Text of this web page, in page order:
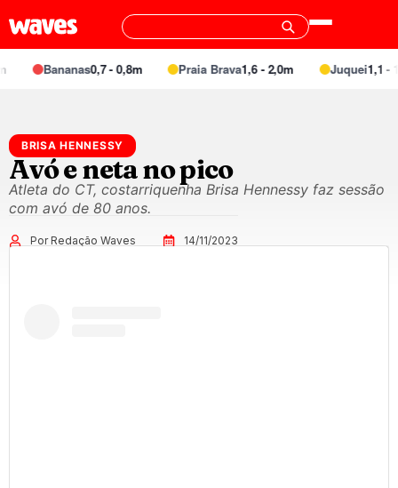
Bananas0,7 - 0,8m Praia Brava1,6 - 2,0m Juquei1,1 -
BRISA HENNESSY
Avó e neta no pico
Atleta do CT, costarriquenha Brisa Hennessy faz sessão
com avó de 80 anos.
Por Redação Waves 14/11/2023